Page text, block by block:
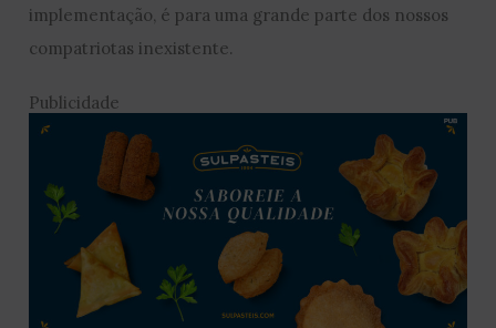
implementação, é para uma grande parte dos nossos
compatriotas inexistente.
Publicidade